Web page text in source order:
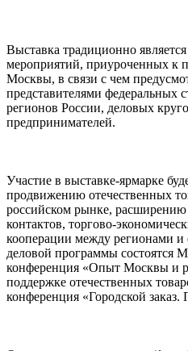
Выставка традиционно
мероприятий, приуроченных к
Москвы, в связи с чем
представителями федеральных
регионов России, деловых
предпринимателей.
Участие в выставке-ярмарке
продвижению отечественных
российском рынке,
контактов, торгово-
кооперации между регионами
деловой программы состоятся
конференция «Опыт Москвы и
поддержке отечественных
конференция «Городской